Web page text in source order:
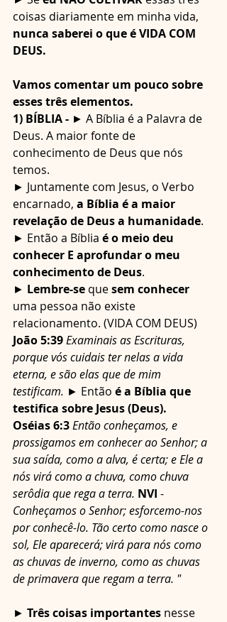
coisas diariamente em minha vida,
nunca saberei o que é VIDA COM
DEUS.
Vamos comentar um pouco sobre
esses três elementos.
1) BÍBLIA - ► A Bíblia é a Palavra de
Deus. A maior fonte de
conhecimento de Deus que nós
temos.
► Juntamente com Jesus, o Verbo
encarnado, a Bíblia é a maior
revelação de Deus a humanidade.
► Então a Bíblia é o meio deu
conhecer E aprofundar o meu
conhecimento de Deus.
► Lembre-se que sem conhecer
uma pessoa não existe
relacionamento. (VIDA COM DEUS)
João 5:39Examinais as Escrituras,
porque vós cuidais ter nelas a vida
eterna, e são elas que de mim
testificam. ► Então é a Bíblia que
testifica sobre Jesus (Deus).
Oséias 6:3Então conheçamos, e
prossigamos em conhecer ao Senhor; a
sua saída, como a alva, é certa; e Ele a
nós virá como a chuva, como chuva
serôdia que rega a terra. NVI -
Conheçamos o Senhor; esforcemo-nos
por conhecê-lo. Tão certo como nasce o
sol, Ele aparecerá; virá para nós como
as chuvas de inverno, como as chuvas
de primavera que regam a terra. "
► Três coisas importantes nesse